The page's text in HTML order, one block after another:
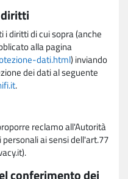
diritti di cui sopra (anche
alla pagina
dati.html) inviando
dei dati al seguente
.
reclamo all'Autorità
ai sensi dell'art.77
conferimento dei